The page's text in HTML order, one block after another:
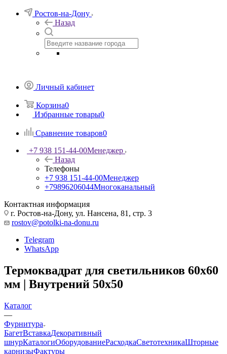
Ростов-на-Дону
Назад
Личный кабинет
Корзина0
Избранные товары0
Сравнение товаров0
+7 938 151-44-00Менеджер
Назад
Телефоны
+7 938 151-44-00Менеджер
+79896206044Многоканальный
Контактная информация
г. Ростов-на-Дону, ул. Нансена, 81, стр. 3
rostov@potolki-na-donu.ru
Telegram
WhatsApp
Термоквадрат для светильников 60х60
мм | Внутрений 50х50
Каталог
—
Фурнитура
БагетВставкаДекоративный
шнурКаталогиОборудованиеРасходкаСветотехникаШторные
карнизыФактуры